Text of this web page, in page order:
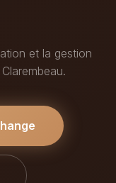
et la gestion